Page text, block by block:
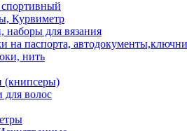
Курвиметр
наборы для вязания
на паспорта,
нить
(книпсеры)
для волос